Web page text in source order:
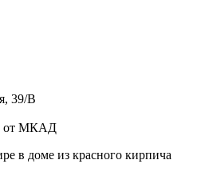
39/В
от МКАД
в доме из красного кирпича